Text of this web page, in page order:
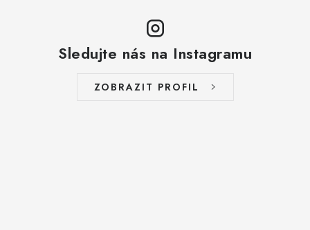
Sledujte nás na Instagramu
ZOBRAZIT PROFIL